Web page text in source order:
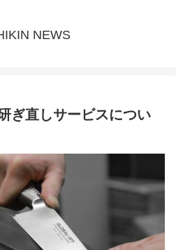
NEWS
ぎ直しサービスについ